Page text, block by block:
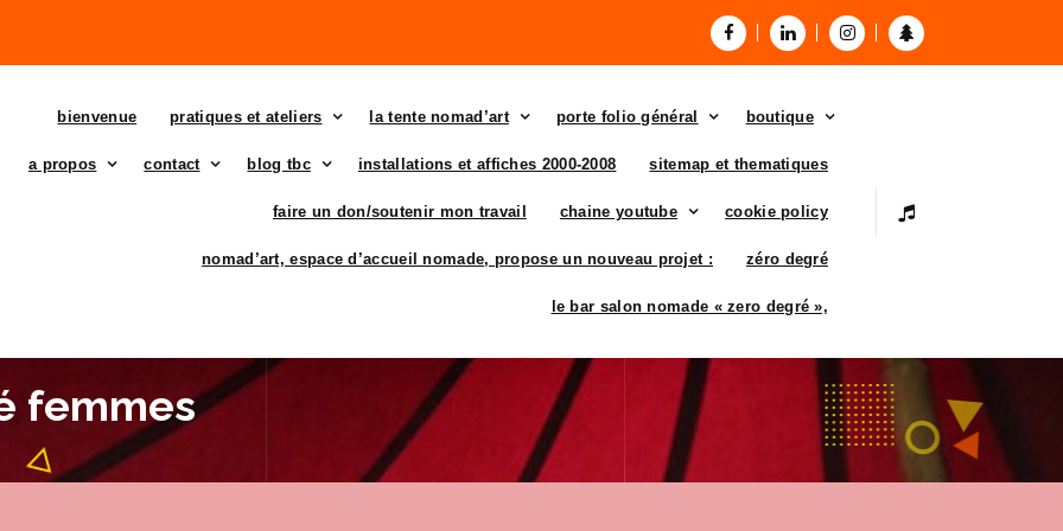
bienvenue pratiques et ateliers la tente nomad’art porte folio général boutique
a propos contact blog tbc installations et affiches 2000-2008 sitemap et thematiques
faire un don/soutenir mon travail chaine youtube cookie policy
nomad’art, espace d’accueil nomade, propose un nouveau projet : zéro degré
le bar salon nomade « zero degré »,
femmes